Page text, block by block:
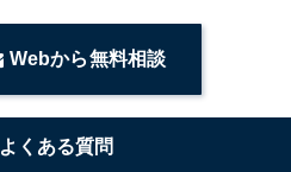
Webから無料相談
よくある質問